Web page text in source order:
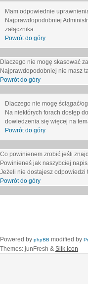
Mam odpowiednie
Najprawdopodobniej
załącznika.
Powrót do góry
Dlaczego nie mogę skasować
Najprawdopodobniej nie masz
Powrót do góry
Dlaczego nie mogę ściągać/
Na niektórych forach dostęp
dowiedzenia się więcej na
Powrót do góry
Co powinienem zrobić jeśli
Powinieneś jak naszybciej
Jeżeli nie dostajesz odpowiedzi
Powrót do góry
Powered by phpBB modified by
Themes: junFresh & Silk icon